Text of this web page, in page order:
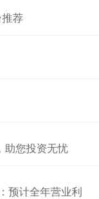
荐
助您投资无忧
预计全年营业利